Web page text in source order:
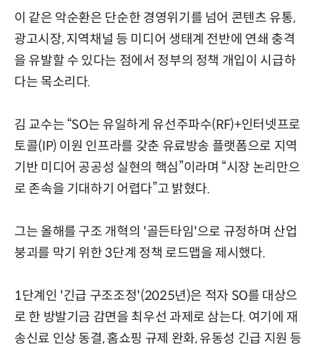
이 같은 악순환은 단순한 경영위기를 넘어 콘텐츠 유통,
광고시장, 지역채널 등 미디어 생태계 전반에 연쇄 충격
을 유발할 수 있다는 점에서 정부의 정책 개입이 시급하
다는 목소리다.
김 교수는 “SO는 유일하게 유선주파수(RF)+인터넷프로
토콜(IP) 이원 인프라를 갖춘 유료방송 플랫폼으로 지역
기반 미디어 공공성 실현의 핵심”이라며 “시장 논리만으
로 존속을 기대하기 어렵다”고 밝혔다.
그는 올해를 구조 개혁의 '골든타임'으로 규정하며 산업
붕괴를 막기 위한 3단계 정책 로드맵을 제시했다.
1단계인 '긴급 구조조정'(2025년)은 적자 SO를 대상으
로 한 방발기금 감면을 최우선 과제로 삼는다. 여기에 재
송신료 인상 동결, 홈쇼핑 규제 완화, 유동성 긴급 지원 등